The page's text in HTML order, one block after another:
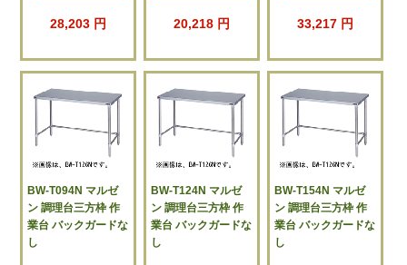
28,203 円 20,218 円 33,217 円
BW-T094N マルゼ
ン 調理台三方枠 作
業台 バックガードな
し
BW-T124N マルゼ
ン 調理台三方枠 作
業台 バックガードな
し
BW-T154N マルゼ
ン 調理台三方枠 作
業台 バックガードな
し